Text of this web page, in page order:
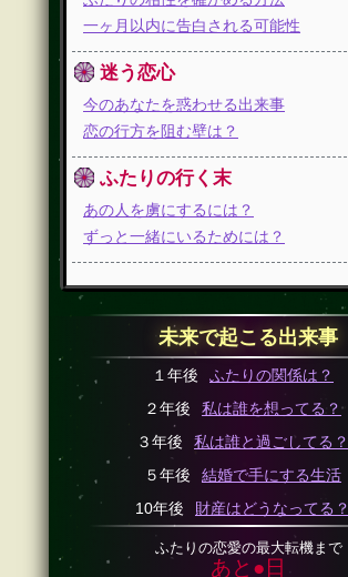
一ヶ月以内に告白される可能性
迷う恋心
今のあなたを惑わせる出来事
恋の行方を阻む壁は？
ふたりの行く末
あの人を虜にするには？
ずっと一緒にいるためには？
未来で起こる出来事
１年後
ふたりの関係は？
２年後
私は誰を想ってる？
３年後
私は誰と過ごしてる？
５年後
結婚で手にする生活
10年後
財産はどうなってる？
ふたりの恋愛の最大転機まで
あと●日